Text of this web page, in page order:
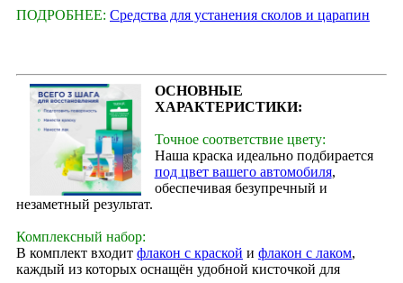
ПОДРОБНЕЕ: Средства для устанения сколов и царапин
ОСНОВНЫЕ
ХАРАКТЕРИСТИКИ:
Точное соответствие цвету:
Наша краска идеально подбирается
под цвет вашего автомобиля,
обеспечивая безупречный и
незаметный результат.
Комплексный набор:
В комплект входит флакон с краской и флакон с лаком,
каждый из которых оснащён удобной кисточкой для